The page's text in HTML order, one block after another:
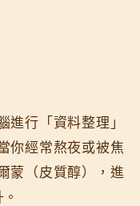
進行「資料整理」
你經常熬夜或被焦
蒙（皮質醇），進